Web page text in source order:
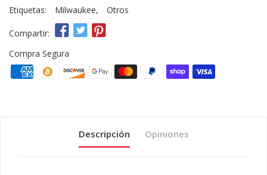
Etiquetas:
Milwaukee, Otros
Compartir:
Compra Segura
Descripción Opiniones